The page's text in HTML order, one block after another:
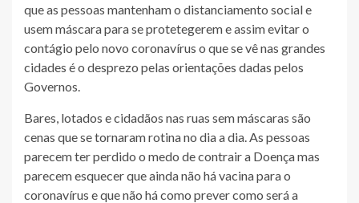
que as pessoas mantenham o distanciamento social e
usem máscara para se protetegerem e assim evitar o
contágio pelo novo coronavírus o que se vê nas grandes
cidades é o desprezo pelas orientações dadas pelos
Governos.
Bares, lotados e cidadãos nas ruas sem máscaras são
cenas que se tornaram rotina no dia a dia. As pessoas
parecem ter perdido o medo de contrair a Doença mas
parecem esquecer que ainda não há vacina para o
coronavírus e que não há como prever como será a